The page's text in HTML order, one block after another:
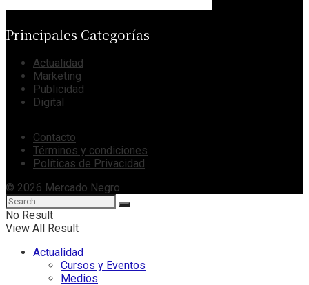
Principales Categorías
Actualidad
Marketing
Publicidad
Digital
Contacto
Términos y condiciones
Políticas de Privacidad
© 2026 Mercado Negro
No Result
View All Result
Actualidad
Cursos y Eventos
Medios